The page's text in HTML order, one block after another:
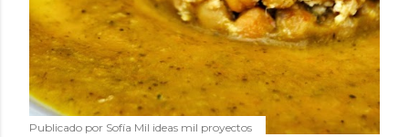
Publicado por Sofía Mil ideas mil proyectos